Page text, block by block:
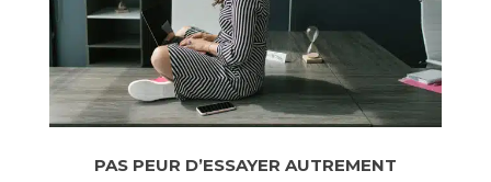
PAS PEUR D’ESSAYER AUTREMENT